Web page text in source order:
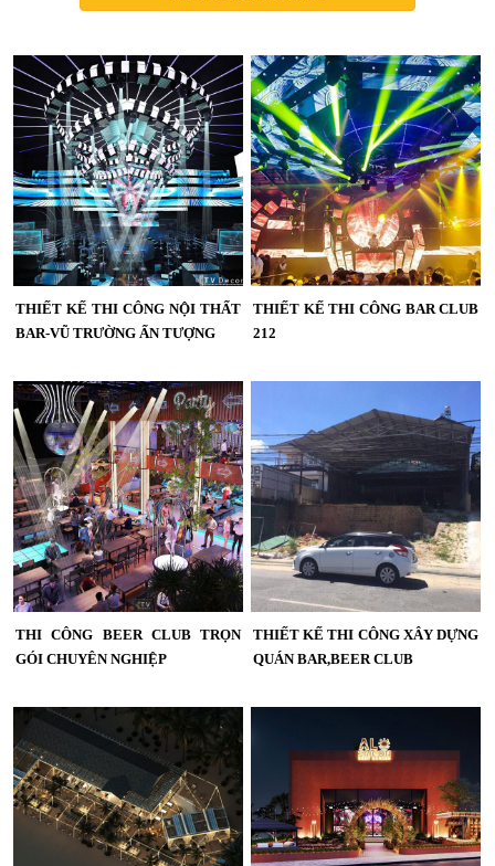
THIẾT KẾ THI CÔNG NỘI THẤT
BAR-VŨ TRƯỜNG ẤN TƯỢNG
nội thất Bar Club, Lounge và Beer
Club theo phong cách hiện đại, sang
trọng và khác biệt. Chúng tôi mang
đến giải pháp thiết kế tối ưu công
năng, hệ thống âm thanh, ánh sáng
chuyên nghiệp cùng không gian đậm
dấu ấn thương hiệu, giúp chủ đầu tư
nâng cao trải nghiệm khách hàng và
tối ưu hiệu quả kinh doanh....
THIẾT KẾ THI CÔNG BAR CLUB
212
gian ảo 5D và âm thanh tuyệt đỉnh
212 club sẽ mang đến cho các bạn 1
đêm thật vui và sôi động,Bar club
hàng đầu tại TPHCM Quận 1...
THI CÔNG BEER CLUB TRỌN
GÓI CHUYÊN NGHIỆP
nghiệp ,dự án thi công Beer club
đẳng cấp tại Tây Ninh...
THIẾT KẾ THI CÔNG XÂY DỰNG
QUÁN BAR,BEER CLUB
bar,beer club,với giá canh tranh kèm
công chuyên nghiệp...